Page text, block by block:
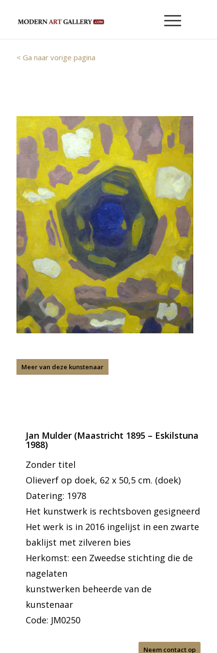
< Ga naar vorige pagina
Meer van deze kunstenaar
Jan Mulder (Maastricht 1895 – Eskilstuna
1988)
Zonder titel
Olieverf op doek, 62 x 50,5 cm. (doek)
Datering: 1978
Het kunstwerk is rechtsboven gesigneerd
Het werk is in 2016 ingelijst in een zwarte
baklijst met zilveren bies
Herkomst: een Zweedse stichting die de
nagelaten
kunstwerken beheerde van de
kunstenaar
Code: JM0250
Neem contact op